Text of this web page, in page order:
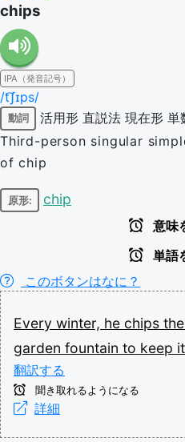
chips
IPA（発音記号）
/t͡ʃɪps/
動詞 活用形 直説法 現在形 単
Third-person singular
of chip
原形: chip
意味
単語
このボタンはなに？
Every winter, he chips the
garden fountain to keep it
翻訳する
聞き取れるようになる
詳細